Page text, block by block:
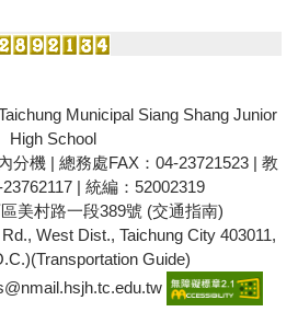
Municipal Siang Shang Junior
High School
分機| 總務處FAX：04-23721523 | 教
| 統編：52002319
美村路一段389號 (交通指南)
West Dist., Taichung City 403011,
Transportation Guide)